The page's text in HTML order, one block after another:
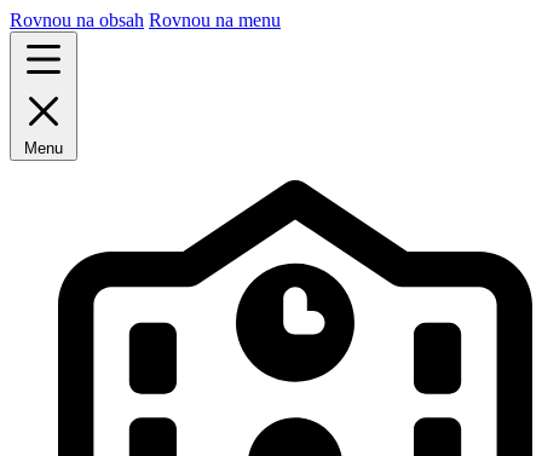
Rovnou na obsah Rovnou na menu
Menu